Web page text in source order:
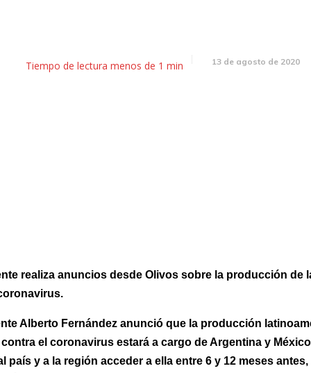
Tiempo de lectura menos de 1 min 13 de agosto de 2020
realiza anuncios desde Olivos sobre la producción de
Alberto Fernández anunció que la producción
el coronavirus estará a cargo de Argentina y
país y a la región acceder a ella entre 6 y 12 meses